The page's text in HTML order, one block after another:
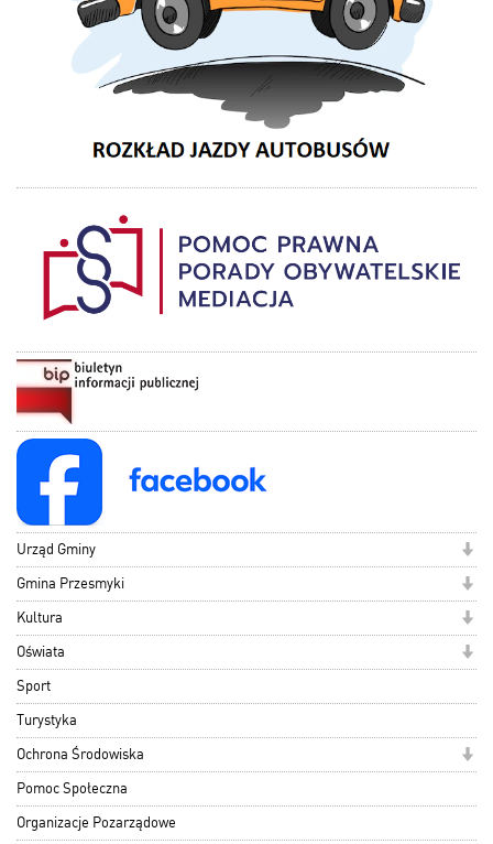
Urząd Gminy
Gmina Przesmyki
Kultura
Oświata
Sport
Turystyka
Ochrona Środowiska
Pomoc Społeczna
Organizacje Pozarządowe